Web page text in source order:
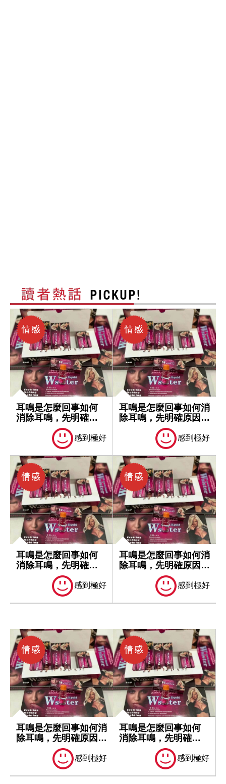
耳鳴是怎麼回事如何
消除耳鳴，先明確原
感到極好
耳鳴是怎麼回事如何消
除耳鳴，先明確原因再
感到極好
耳鳴是怎麼回事如何
消除耳鳴，先明確原
感到極好
耳鳴是怎麼回事如何消
除耳鳴，先明確原因再
感到極好
耳鳴是怎麼回事如何消
除耳鳴，先明確原因再
感到極好
耳鳴是怎麼回事如何
消除耳鳴，先明確原
感到極好